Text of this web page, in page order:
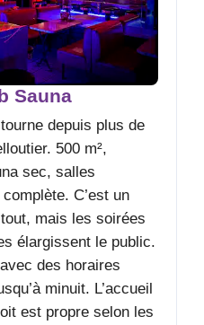
Sauna
depuis plus de
500 m²,
sec, salles
C’est un
mais les soirées
élargissent le public.
des horaires
minuit. L’accueil
est propre selon les